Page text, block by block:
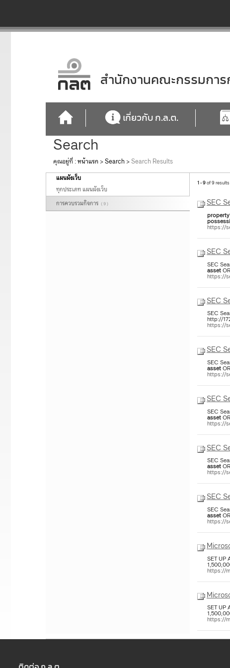
สำนักงานคณะกรรมกา
เกี่ยวกับ ก.ล.ต.
Search
คุณอยู่ที่ :หน้าแรก >Search >Search Results
แผนผังเว็บ
ทุกประเภท แผนผังเว็บ
การควบรวมกิจการ ( 9 )
1 - 9of 9 results
SEC
property
https://
SEC
SEC
asset
https://
SEC
SEC
http://
https://
SEC
SEC
asset
https://
SEC
SEC
asset
https://
SEC
SEC
asset
https://
SEC
SEC
asset
https://
SET UP
https://
SET UP
https://